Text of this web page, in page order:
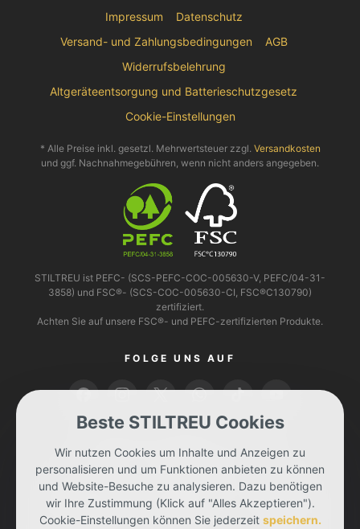
Impressum
Datenschutz
Versand- und Zahlungsbedingungen
AGB
Widerrufsbelehrung
Altgeräteentsorgung und Batterieschutzgesetz
Cookie-Einstellungen
* Alle Preise inkl. gesetzl. Mehrwertsteuer zzgl. Versandkosten
und ggf. Nachnahmegebühren, wenn nicht anders angegeben.
STILTREU ist PEFC- (SCS-PEFC-COC-005630-V, PEFC/04-31-
3858) und FSC®- (SCS-COC-005630-CI, FSC®C130790)
zertifiziert.
Achten Sie auf unsere FSC®- und PEFC-zertifizierten Produkte.
FOLGE UNS AUF
Beste STILTREU Cookies
Wir nutzen Cookies um Inhalte und Anzeigen zu
personalisieren und um Funktionen anbieten zu können
und Website-Besuche zu analysieren. Dazu benötigen
wir Ihre Zustimmung (Klick auf "Alles Akzeptieren").
Cookie-Einstellungen können Sie jederzeit speichern.